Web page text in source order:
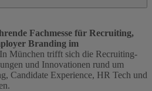
Fachmesse für Recruiting,
Branding im
In München trifft sich die Recruiting-
und Innovationen rund um
Candidate Experience, HR Tech und